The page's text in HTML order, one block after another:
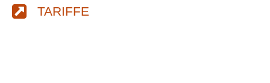
TARIFFE